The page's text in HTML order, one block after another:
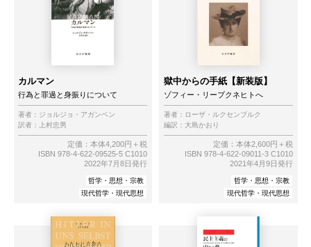
カルマン
行為と罪過と身振りについて
著者： ジョルジョ・アガンベン
訳者：
上村忠男
定価：本体4,200円＋税
ISBN 978-4-622-09525-5 C1010
2022年7月8日発行
哲学・思想・宗教
現代哲学・現代思想
獄中からの手紙【新装版】
ゾフィー・リープクネヒトへ
著者： ローザ・ルクセンブルク
編訳： 大島かおり
定価：本体2,600円＋税
ISBN 978-4-622-09011-3 C1010
2021年4月9日発行
哲学・思想・宗教
現代哲学・現代思想